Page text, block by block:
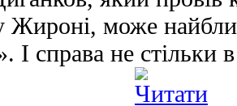
Жироні, може
І справа не стільки